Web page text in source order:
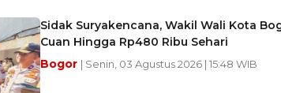
Sidak Suryakencana, Wakil Wali Kota
Cuan Hingga Rp480 Ribu Sehari
Bogor | Senin, 03 Agustus 2026 | 15:48 WIB